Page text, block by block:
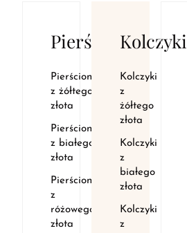
Pierścionki
Pierścionki
z żółtego
złota
Pierścionki
z białego
złota
Pierścionki
z
różowego
złota
Kolczyki
Kolczyki
z
żółtego
złota
Kolczyki
z
białego
złota
Kolczyki
z